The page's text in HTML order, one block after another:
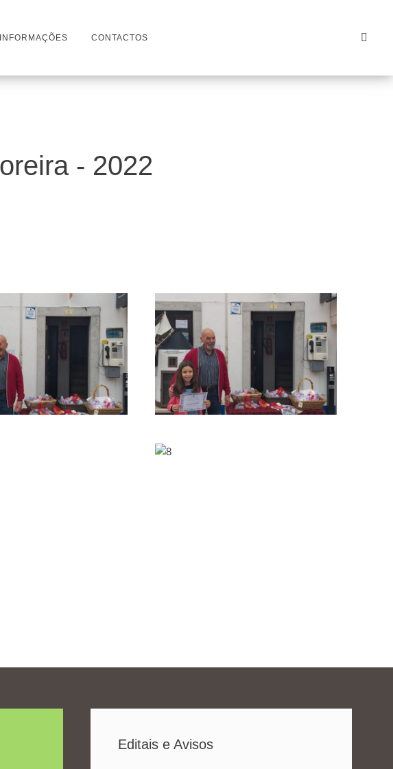
INFORMAÇÕES CONTACTOS
- 2022
Editais e Avisos